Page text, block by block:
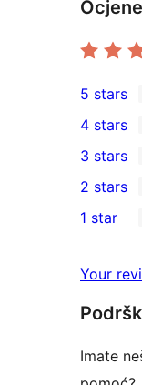
Ocjene
7
5-
star
reviews
5 stars
4-
star
reviews
4 stars
0
3-
star
3 stars
2-
reviews
2 stars
star
reviews
1 star
Your
Imate